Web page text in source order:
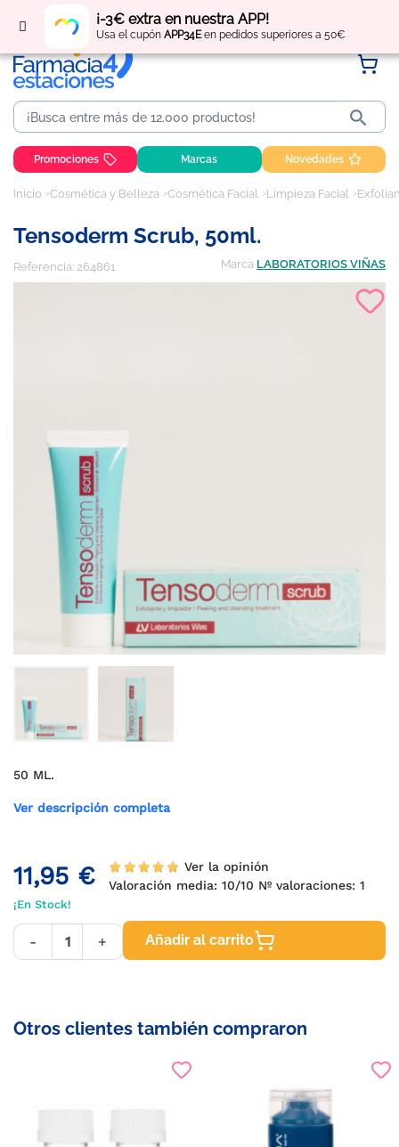
¡-3€ extra en nuestra APP!
Usa el cupón APP34Een pedidos superiores a 50€
Regístratey obtén puntos por tus compras

Promociones Marcas Novedades
Inicio Cosmética y Belleza Cosmética Facial Limpieza Facial
Tensoderm Scrub, 50ml.
Referencia: 264861 Marca LABORATORIOS VIÑAS
50 ML.
Ver descripción completa
11,95 €
Ver la opinión
Valoración media:10/10 Nº valoraciones:1
¡En Stock!
- + Añadir al carrito
Otros clientes también compraron